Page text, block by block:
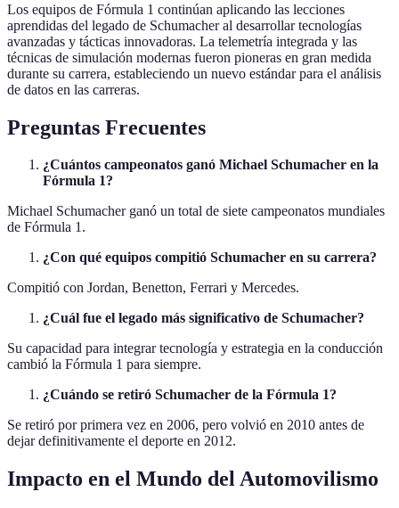
Los equipos de Fórmula 1 continúan aplicando las lecciones
aprendidas del legado de Schumacher al desarrollar tecnologías
avanzadas y tácticas innovadoras. La telemetría integrada y las
técnicas de simulación modernas fueron pioneras en gran medida
durante su carrera, estableciendo un nuevo estándar para el análisis
de datos en las carreras.
Preguntas Frecuentes
¿Cuántos campeonatos ganó Michael Schumacher en la
Fórmula 1?
Michael Schumacher ganó un total de siete campeonatos mundiales
de Fórmula 1.
¿Con qué equipos compitió Schumacher en su carrera?
Compitió con Jordan, Benetton, Ferrari y Mercedes.
¿Cuál fue el legado más significativo de Schumacher?
Su capacidad para integrar tecnología y estrategia en la conducción
cambió la Fórmula 1 para siempre.
¿Cuándo se retiró Schumacher de la Fórmula 1?
Se retiró por primera vez en 2006, pero volvió en 2010 antes de
dejar definitivamente el deporte en 2012.
Impacto en el Mundo del Automovilismo